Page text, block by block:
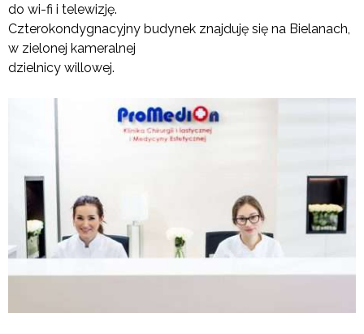
do wi-fi i telewizję.
Czterokondygnacyjny budynek znajduję się na Bielanach,
w zielonej kameralnej
dzielnicy willowej.